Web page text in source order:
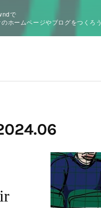
で
ホームページやブログをつくろう
.06